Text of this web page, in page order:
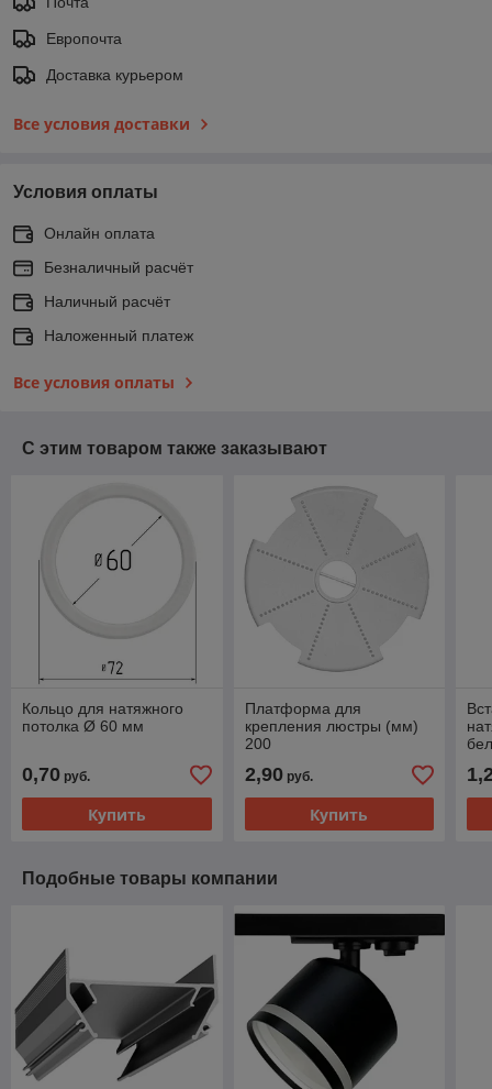
Европочта
Доставка курьером
Все условия доставки
Условия оплаты
Онлайн оплата
Безналичный расчёт
Наличный расчёт
Наложенный платеж
Все условия оплаты
С этим товаром также заказывают
Кольцо для натяжного
потолка Ø 60 мм
0,70 руб.
Купить
Платформа для
крепления люстры (мм)
200
2,90руб.
Купить
Подобные товары компании